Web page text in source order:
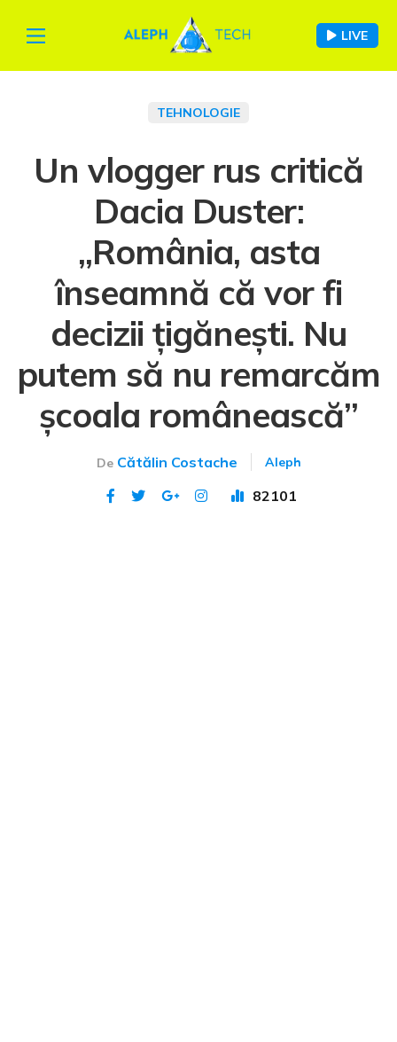
LIVE
TEHNOLOGIE
Un vlogger rus critică
Dacia Duster:
„România, asta
înseamnă că vor fi
decizii țigănești. Nu
putem să nu remarcăm
școala românească”
De Cătălin Costache Aleph
82101